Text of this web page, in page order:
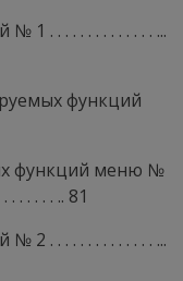
. . . . . . . . . . . . . . ...
функций
функций меню №
. . . . . .. 81
. . . . . . . . . . . . . . ...